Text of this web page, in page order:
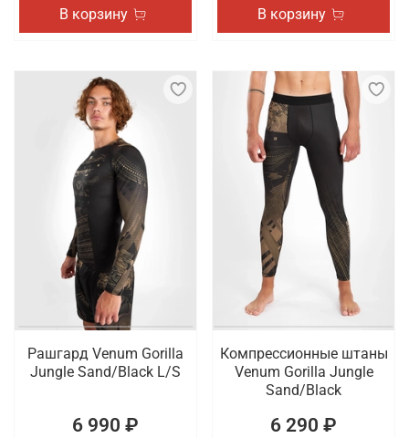
В корзину В корзину
Рашгард Venum Gorilla
Jungle Sand/Black L/S
6 990 ₽
Компрессионные штаны
Venum Gorilla Jungle
Sand/Black
6 290 ₽